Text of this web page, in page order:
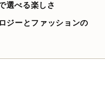
選べる楽しさ
ジーとファッションの